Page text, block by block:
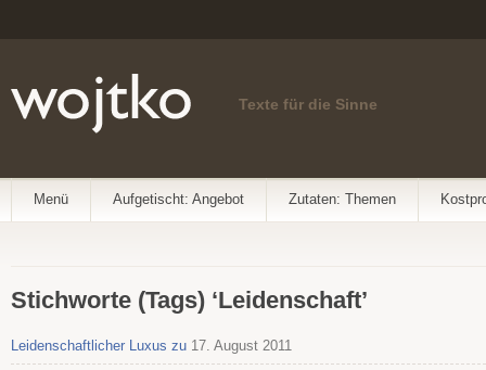
Texte für die Sinne
Menü Aufgetischt: Angebot Zutaten: Themen
Stichworte (Tags) ‘Leidenschaft’
Leidenschaftlicher Luxus zu 17. August 2011